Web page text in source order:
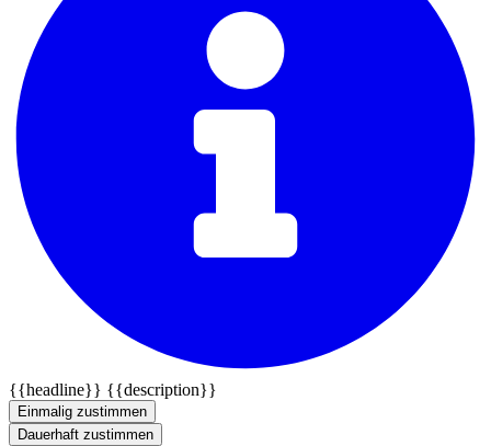
{{headline}} {{description}}
Einmalig zustimmen
Dauerhaft zustimmen